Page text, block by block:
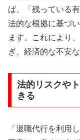
ば、「残っている
法的な根拠に基づ
ます。これにより
ぎ、経済的な不安
法的リスクや
きる
「退職代行を利用